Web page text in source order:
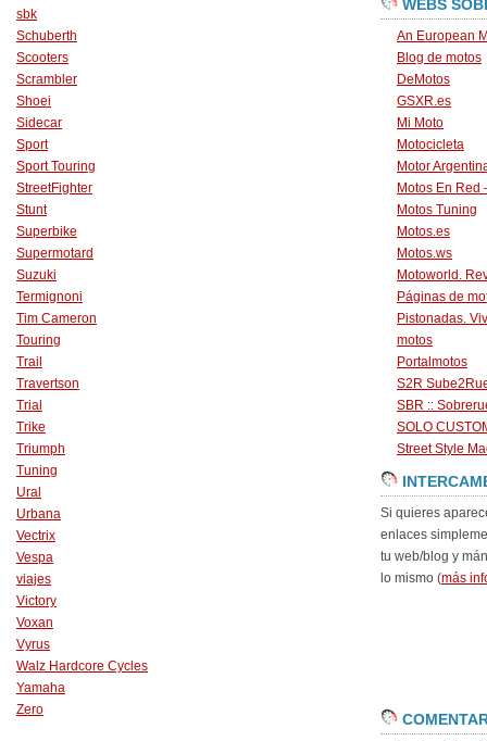
sbk
Schuberth
Scooters
Scrambler
Shoei
Sidecar
Sport
Sport Touring
StreetFighter
Stunt
Superbike
Supermotard
Suzuki
Termignoni
Tim Cameron
Touring
Trail
Travertson
Trial
Trike
Triumph
Tuning
Ural
Urbana
Vectrix
Vespa
viajes
Victory
Voxan
Vyrus
Walz Hardcore Cycles
Yamaha
Zero
WEBS
An European
Blog de motos
DeMotos
GSXR.es
Mi Moto
Motocicleta
Motor
Motos En Red
Motos Tuning
Motos.es
Motos.ws
Motoworld.
Páginas de
Pistonadas.
motos
Portalmotos
S2R
SBR ::
SOLO
Street Style
Si quieres
enlaces
tu web/blog y
lo mismo (más